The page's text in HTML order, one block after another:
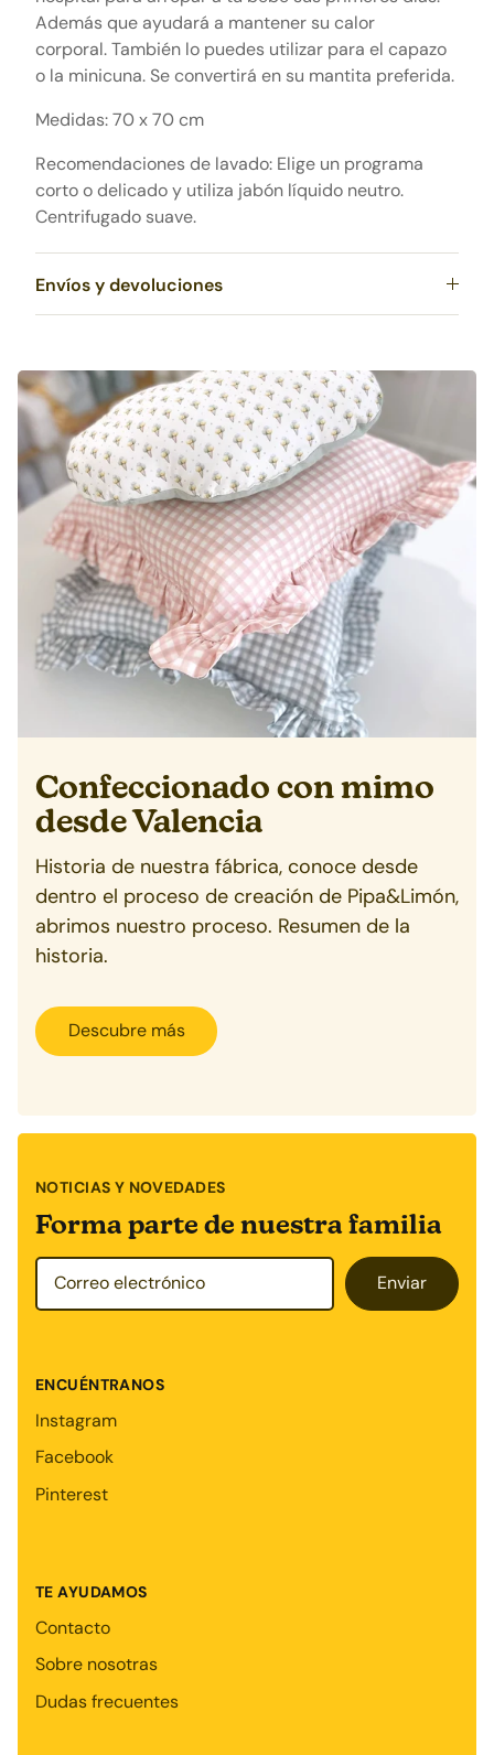
Además que ayudará a mantener su calor
corporal. También lo puedes utilizar para el capazo
o la minicuna. Se convertirá en su mantita preferida.
Medidas: 70 x 70 cm
Recomendaciones de lavado: Elige un programa
corto o delicado y utiliza jabón líquido neutro.
Centrifugado suave.
Envíos y devoluciones
Confeccionado con mimo
desde Valencia
Historia de nuestra fábrica, conoce desde
dentro el proceso de creación de Pipa&Limón,
abrimos nuestro proceso. Resumen de la
historia.
Descubre más
NOTICIAS Y NOVEDADES
Forma parte de nuestra familia
Enviar
ENCUÉNTRANOS
Instagram
Facebook
Pinterest
TE AYUDAMOS
Contacto
Sobre nosotras
Dudas frecuentes